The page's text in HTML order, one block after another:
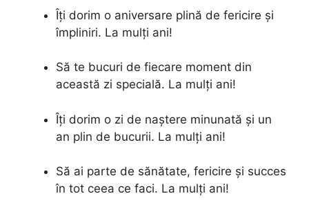
Îți dorim o aniversare plină de fericire și
împliniri. La mulți ani!
Să te bucuri de fiecare moment din
această zi specială. La mulți ani!
Îți dorim o zi de naștere minunată și un
an plin de bucurii. La mulți ani!
Să ai parte de sănătate, fericire și succes
în tot ceea ce faci. La mulți ani!